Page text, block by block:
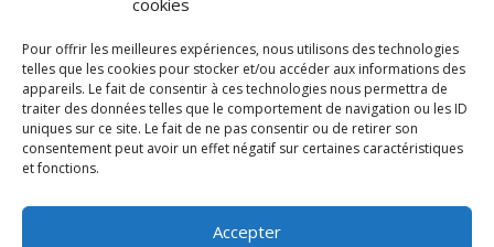
cookies
Pour offrir les meilleures expériences, nous utilisons des technologies
telles que les cookies pour stocker et/ou accéder aux informations des
appareils. Le fait de consentir à ces technologies nous permettra de
traiter des données telles que le comportement de navigation ou les ID
uniques sur ce site. Le fait de ne pas consentir ou de retirer son
consentement peut avoir un effet négatif sur certaines caractéristiques
et fonctions.
Accepter
contact@pierregeist.com
Tél. 06 80 04 63 69
Tous droits réservés Pierre Geist
©Crédit photos Pierre Geist